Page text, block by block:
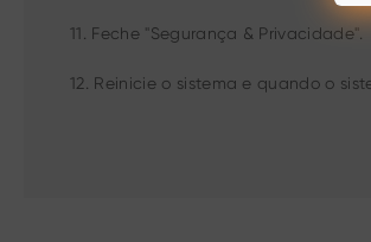
11. Feche "Segurança & Privacidade".
12. Reinicie o sistema e quando o